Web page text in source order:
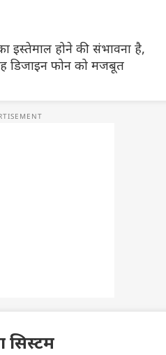
इस्तेमाल होने की संभावना है,
डिजाइन फोन को मजबूत
सिस्टम